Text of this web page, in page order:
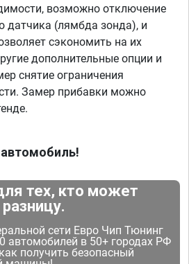
возможно отключение
датчика (лямбда зонда), и
сэкономить на их
дополнительные опции и
снятие ограничения
Замер прибавки можно
тех, кто может
сети Евро Чип Тюнинг
автомобилей в 50+ городах РФ
получить безопасный